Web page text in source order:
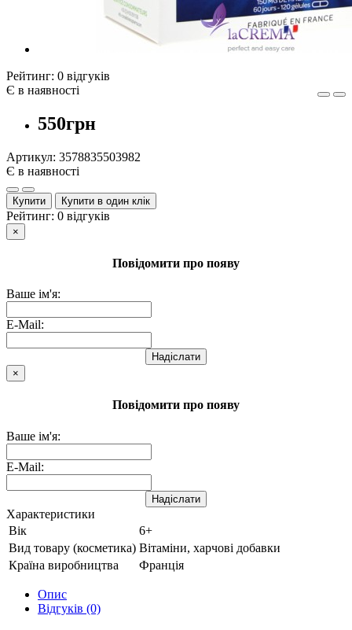
Рейтинг: 0 відгуків
Є в наявності
550грн
Артикул: 3578835503982
Є в наявності
Купити Купити в один клік
Рейтинг: 0 відгуків
×
Повідомити про появу
Ваше ім'я:
E-Mail:
Надіслати
×
Повідомити про появу
Ваше ім'я:
E-Mail:
Надіслати
Характеристики
Вік
6+
Вид товару (косметика) Вітаміни, харчові добавки
Країна виробництва
Франція
Опис
Відгуків (0)